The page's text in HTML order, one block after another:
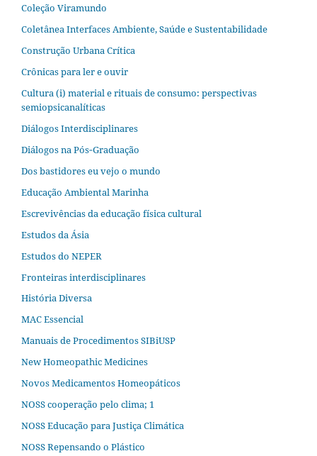
Coleção Viramundo
Coletânea Interfaces Ambiente, Saúde e Sustentabilidade
Construção Urbana Crítica
Crônicas para ler e ouvir
Cultura (i) material e rituais de consumo: perspectivas
semiopsicanalíticas
Diálogos Interdisciplinares
Diálogos na Pós‐Graduação
Dos bastidores eu vejo o mundo
Educação Ambiental Marinha
Escrevivências da educação física cultural
Estudos da Ásia​
Estudos do NEPER
Fronteiras interdisciplinares
História Diversa
MAC Essencial
Manuais de Procedimentos SIBiUSP
New Homeopathic Medicines
Novos Medicamentos Homeopáticos
NOSS cooperação pelo clima; 1
NOSS Educação para Justiça Climática
NOSS Repensando o Plástico